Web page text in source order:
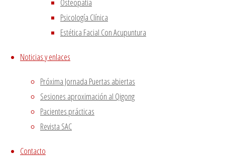
Psicología Clínica
Estética Facial Con Acupuntura
Noticias y enlaces
Próxima Jornada Puertas abiertas
Sesiones aproximación al Qigong
Pacientes prácticas
Revista SAC
Contacto
mandatory to procure user consent prior to running
these cookies on your website.
GUARDAR Y ACEPTAR